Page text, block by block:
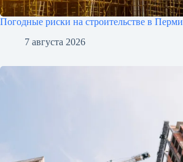
Погодные риски на строительстве в Перми
7 августа 2026